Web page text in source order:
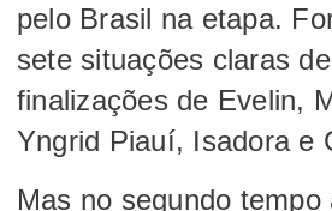
pelo Brasil na etapa.
sete situações claras
finalizações de Evelin,
Yngrid Piauí, Isadora e
Mas no segundo tempo